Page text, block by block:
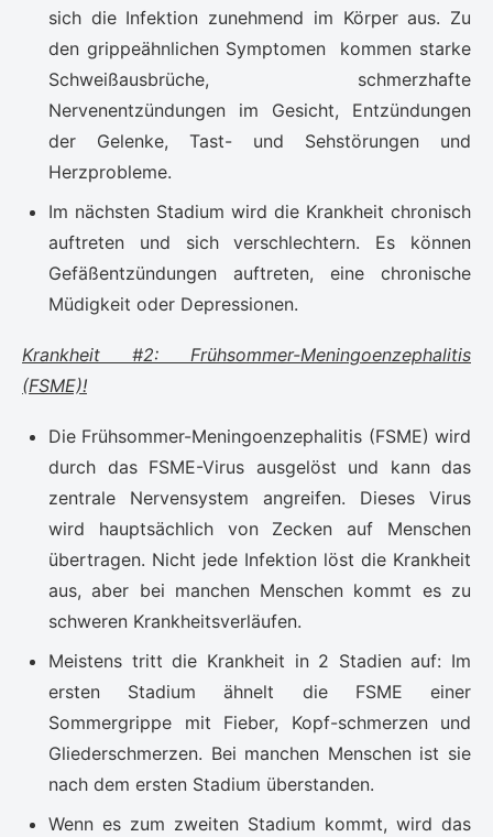
sich die Infektion zunehmend im Körper aus. Zu
den grippeähnlichen Symptomen kommen starke
Schweißausbrüche, schmerzhafte
Nervenentzündungen im Gesicht, Entzündungen
der Gelenke, Tast- und Sehstörungen und
Herzprobleme.
Im nächsten Stadium wird die Krankheit chronisch
auftreten und sich verschlechtern. Es können
Gefäßentzündungen auftreten, eine chronische
Müdigkeit oder Depressionen.
Krankheit #2: Frühsommer-Meningoenzephalitis
(FSME)!
Die Frühsommer-Meningoenzephalitis (FSME) wird
durch das FSME-Virus ausgelöst und kann das
zentrale Nervensystem angreifen. Dieses Virus
wird hauptsächlich von Zecken auf Menschen
übertragen. Nicht jede Infektion löst die Krankheit
aus, aber bei manchen Menschen kommt es zu
schweren Krankheitsverläufen.
Meistens tritt die Krankheit in 2 Stadien auf: Im
ersten Stadium ähnelt die FSME einer
Sommergrippe mit Fieber, Kopf-schmerzen und
Gliederschmerzen. Bei manchen Menschen ist sie
nach dem ersten Stadium überstanden.
Wenn es zum zweiten Stadium kommt, wird das